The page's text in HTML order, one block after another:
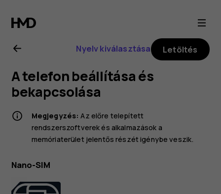
A
Nokia
225
4G
(2024)
felhasználói
kézikönyve
Nyelv kiválasztása Letöltés
A telefon beállítása és
bekapcsolása
Megjegyzés: Az előre telepített
rendszerszoftverek és alkalmazások a
memóriaterület jelentős részét igénybe veszik.
Nano-SIM